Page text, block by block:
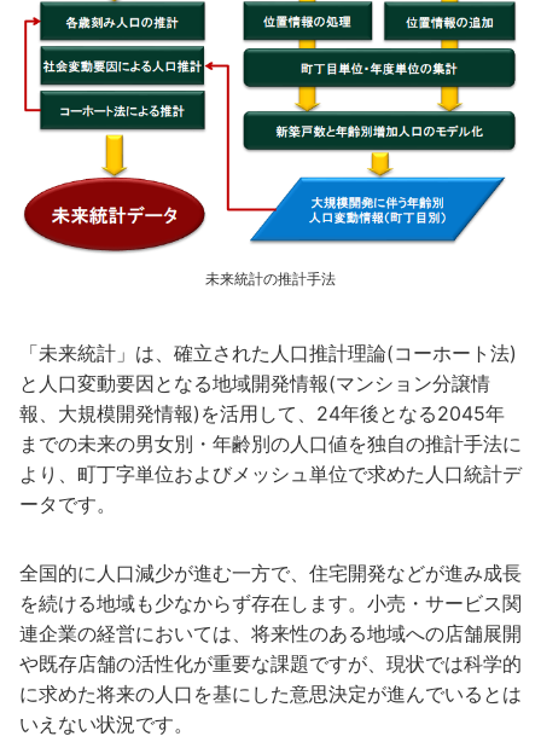
未来統計の推計手法
「未来統計」は、確立された人口推計理論(コーホート法)
と人口変動要因となる地域開発情報(マンション分譲情
報、大規模開発情報)を活用して、24年後となる2045年
までの未来の男女別・年齢別の人口値を独自の推計手法に
より、町丁字単位およびメッシュ単位で求めた人口統計デ
ータです。
全国的に人口減少が進む一方で、住宅開発などが進み成長
を続ける地域も少なからず存在します。小売・サービス関
連企業の経営においては、将来性のある地域への店舗展開
や既存店舗の活性化が重要な課題ですが、現状では科学的
に求めた将来の人口を基にした意思決定が進んでいるとは
いえない状況です。